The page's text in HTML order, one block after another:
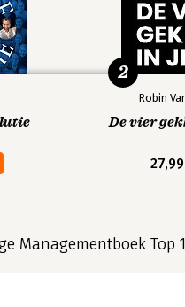
Robin
De vier
27,99
2
Managementboek Top